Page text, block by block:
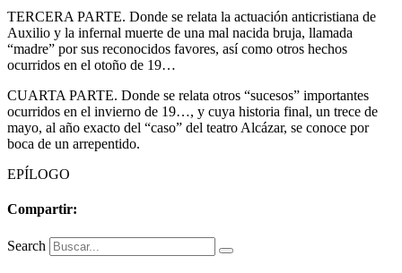
TERCERA PARTE. Donde se relata la actuación anticristiana de
Auxilio y la infernal muerte de una mal nacida bruja, llamada
“madre” por sus reconocidos favores, así como otros hechos
ocurridos en el otoño de 19…
CUARTA PARTE. Donde se relata otros “sucesos” importantes
ocurridos en el invierno de 19…, y cuya historia final, un trece de
mayo, al año exacto del “caso” del teatro Alcázar, se conoce por
boca de un arrepentido.
EPÍLOGO
Compartir:
Search